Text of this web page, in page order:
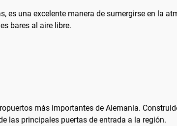
es una excelente manera de sumergirse en la
bares al aire libre.
más importantes de Alemania.
las principales puertas de entrada a la región.